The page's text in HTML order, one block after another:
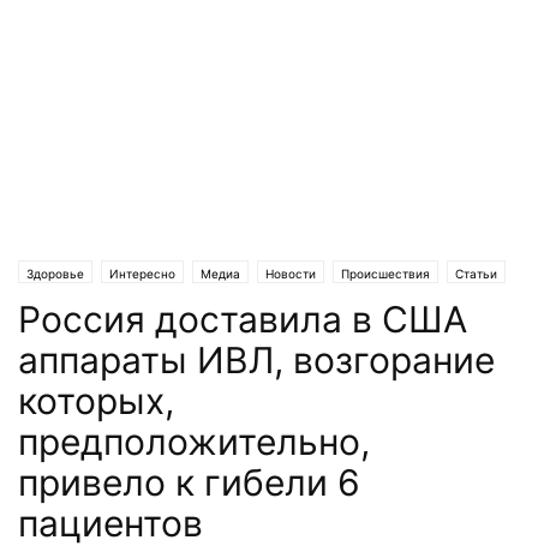
Здоровье Интересно Медиа Новости Происшествия Статьи
Технологии
Россия доставила в США
аппараты ИВЛ, возгорание
которых,
предположительно,
привело к гибели 6
пациентов